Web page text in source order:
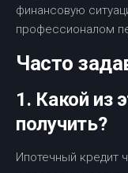
финансовую
профессионалом
Часто
1. Какой из
получить?
Ипотечный кредит